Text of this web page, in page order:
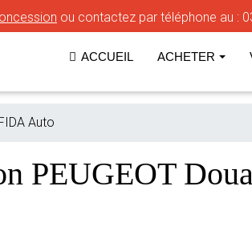
ou contactez par téléphone au :
ACCUEIL ACHETER
Auto
PEUGEOT